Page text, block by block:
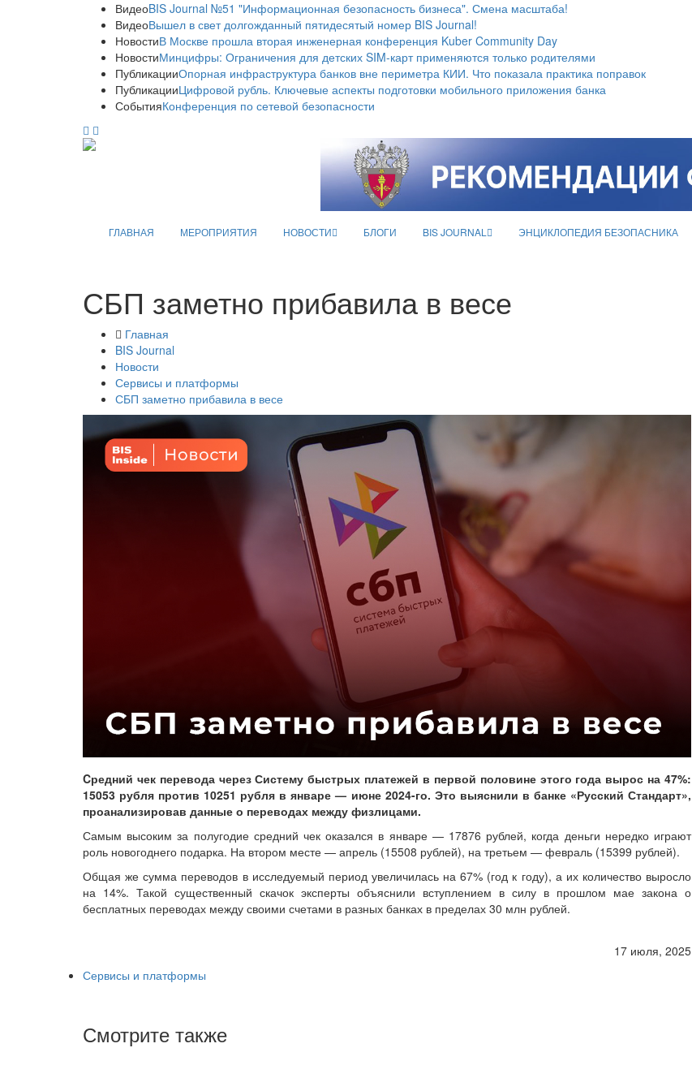
ВидеоBIS Journal №51 "Информационная безопасность бизнеса". Смена масштаба!
ВидеоВышел в свет долгожданный пятидесятый номер BIS Journal!
НовостиВ Москве прошла вторая инженерная конференция Kuber Community Day
НовостиМинцифры: Ограничения для детских SIM-карт применяются только родителями
ПубликацииОпорная инфраструктура банков вне периметра КИИ. Что показала практика поправок
ПубликацииЦифровой рубль. Ключевые аспекты подготовки мобильного приложения банка
СобытияКонференция по сетевой безопасности
ГЛАВНАЯ МЕРОПРИЯТИЯ НОВОСТИ БЛОГИ BIS JOURNAL ЭНЦИКЛОПЕДИЯ БЕЗОПАСНИКА
СБП заметно прибавила в весе
Главная
BIS Journal
Новости
Сервисы и платформы
СБП заметно прибавила в весе
Cредний чек перевода через Систему быстрых платежей в первой половине этого года вырос на 47%:
15053 рубля против 10251 рубля в январе — июне 2024-го. Это выяснили в банке «Русский Стандарт»,
проанализировав данные о переводах между физлицами.
Самым высоким за полугодие средний чек оказался в январе — 17876 рублей, когда деньги нередко играют
роль новогоднего подарка. На втором месте — апрель (15508 рублей), на третьем — февраль (15399 рублей).
Общая же сумма переводов в исследуемый период увеличилась на 67% (год к году), а их количество выросло
на 14%. Такой существенный скачок эксперты объяснили вступлением в силу в прошлом мае закона о
бесплатных переводах между своими счетами в разных банках в пределах 30 млн рублей.
17 июля, 2025
Сервисы и платформы
Смотрите также